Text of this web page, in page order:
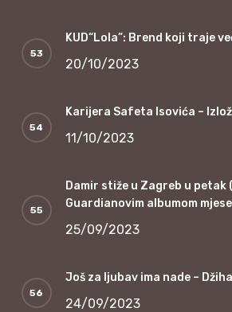
KUD“Lola”: Brend koji traje
20/10/2023
Karijera Safeta Isovića –
11/10/2023
Damir stiže u Zagreb u petak
Guardianovim albumom
25/09/2023
Još za ljubav ima nade –
24/09/2023